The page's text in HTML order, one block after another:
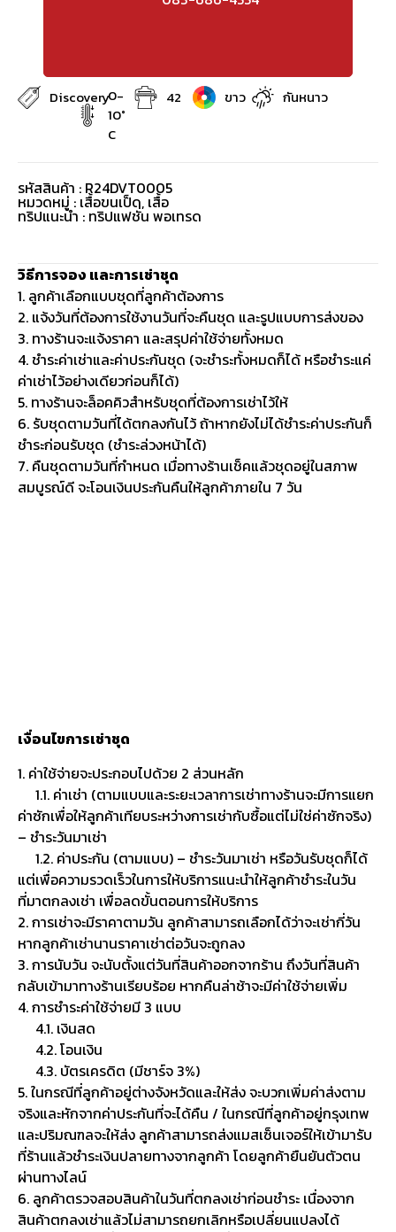
รหัสสินค้า : R24DVT0005
หมวดหมู่ : เสื้อขนเป็ด,เสื้อ
ทริปแนะนำ : ทริปแฟชั่น พอเทรด
1. ลูกค้าเลือกแบบชุดที่ลูกค้าต้องการ
2. แจ้งวันที่ต้องการใช้งานวันที่จะคืนชุด และรูปแบบการส่งของ
3. ทางร้านจะแจ้งราคา และสรุปค่าใช้จ่ายทั้งหมด
ค่าเช่าไว้อย่างเดียวก่อนก็ได้)
5. ทางร้านจะล็อคคิวสำหรับชุดที่ต้องการเช่าไว้ให้
6. รับชุดตามวันที่ได้ตกลงกันไว้ ถ้าหากยังไม่ได้ชำระค่าประกันก็
ชำระก่อนรับชุด (ชำระล่วงหน้าได้)
7. คืนชุดตามวันที่กำหนด เมื่อทางร้านเช็คแล้วชุดอยู่ในสภาพ
สมบูรณ์ดี จะโอนเงินประกันคืนให้ลูกค้าภายใน 7 วัน
1.2. ค่าประกัน (ตามแบบ) – ชำระวันมาเช่า หรือวันรับชุดก็ได้
แต่เพื่อความรวดเร็วในการให้บริการแนะนำให้ลูกค้าชำระในวัน
ที่มาตกลงเช่า เพื่อลดขั้นตอนการให้บริการ
2. การเช่าจะมีราคาตามวัน ลูกค้าสามารถเลือกได้ว่าจะเช่ากี่วัน
หากลูกค้าเช่านานราคาเช่าต่อวันจะถูกลง
3. การนับวัน จะนับตั้งแต่วันที่สินค้าออกจากร้าน ถึงวันที่สินค้า
กลับเข้ามาทางร้านเรียบร้อย หากคืนล่าช้าจะมีค่าใช้จ่ายเพิ่ม
4. การชำระค่าใช้จ่ายมี 3 แบบ
4.1. เงินสด
4.2. โอนเงิน
4.3. บัตรเครดิต (มีชาร์จ 3%)
5. ในกรณีที่ลูกค้าอยู่ต่างจังหวัดและให้ส่ง จะบวกเพิ่มค่าส่งตาม
จริงและหักจากค่าประกันที่จะได้คืน / ในกรณีที่ลูกค้าอยู่กรุงเทพ
และปริมณฑลจะให้ส่ง ลูกค้าสามารถส่งแมสเซ็นเจอร์ให้เข้ามารับ
ที่ร้านแล้วชำระเงินปลายทางจากลูกค้า โดยลูกค้ายืนยันตัวตน
ผ่านทางไลน์
6. ลูกค้าตรวจสอบสินค้าในวันที่ตกลงเช่าก่อนชำระ เนื่องจาก
สินค้าตกลงเช่าแล้วไม่สามารถยกเลิกหรือเปลี่ยนแปลงได้
7. กรณีมีการเปลี่ยนแปลง/ยกเลิก/เลื่อนวันรับสินค้า
– หากมีการแจ้งล่วงหน้า 90 วัน การเปลี่ยนแปลงมีค่าใช้จ่าย
เพิ่ม 500 บาทต่อตัว ต่อครั้ง/ยกเลิกได้รับค่าซักคืนหรือสามารถ
เก็บเป็นเครดิตเพื่อใช้ในการเช่าครั้งถัดไปได้เต็มจำนวน/เลื่อนวัน
รับสินค้ามีค่าใช้จ่ายเพิ่ม 1,500 บาทต่อบิล ต่อครั้ง หากเพิ่มวันจะ